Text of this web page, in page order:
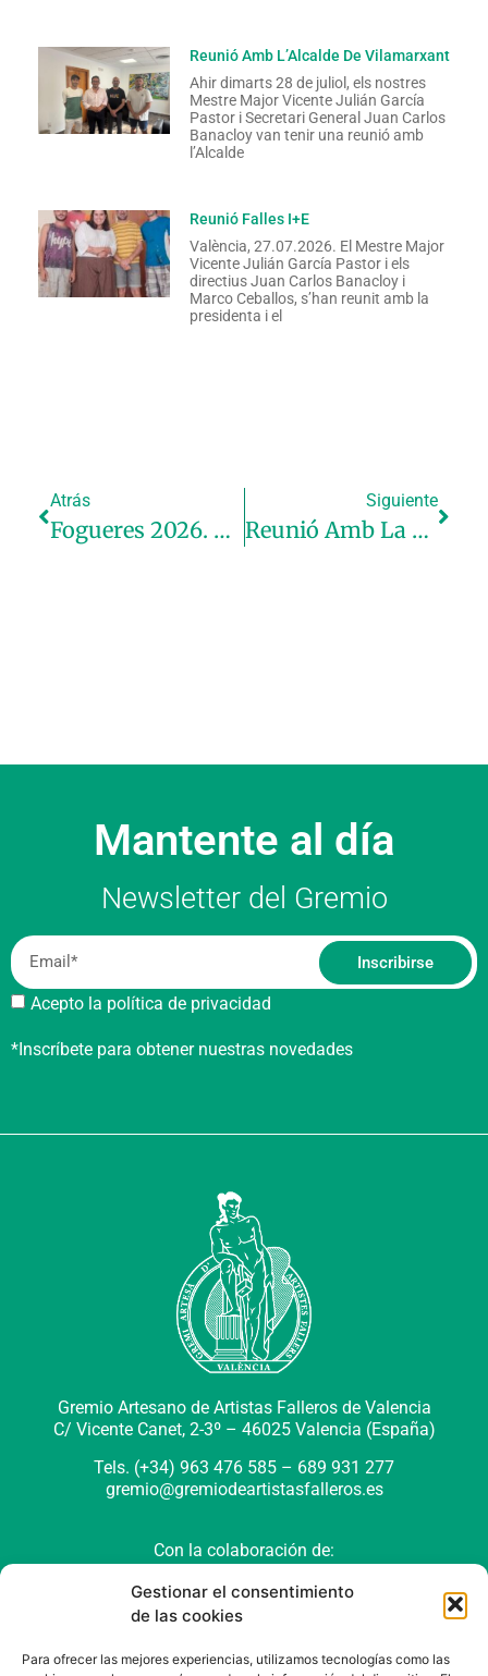
Gestionar el consentimiento
de las cookies
Para ofrecer las mejores experiencias, utilizamos tecnologías como las
Reunió Amb L’Alcalde De Vilamarxant
Ahir dimarts 28 de juliol, els nostres
Mestre Major Vicente Julián García
Pastor i Secretari General Juan Carlos
Banacloy van tenir una reunió amb
l’Alcalde
Reunió Falles I+E
València, 27.07.2026. El Mestre Major
Vicente Julián García Pastor i els
directius Juan Carlos Banacloy i
Marco Ceballos, s’han reunit amb la
presidenta i el
Atrás
Fogueres 2026. Primer Premi Secció Especial
Siguiente
Reunió Amb La Consellera Carmen Ortí
Mantente al día
Newsletter del Gremio
Acepto la política de privacidad
Inscribirse
*Inscríbete para obtener nuestras novedades
Gremio Artesano de Artistas Falleros de Valencia
C/ Vicente Canet, 2-3º – 46025 Valencia (España)
Tels. (+34) 963 476 585 – 689 931 277
gremio@gremiodeartistasfalleros.es
Con la colaboración de: